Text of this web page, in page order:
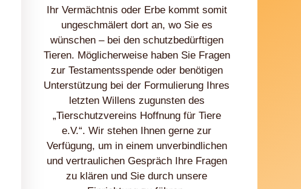
Ihr Vermächtnis oder Erbe kommt somit
ungeschmälert dort an, wo Sie es
wünschen – bei den schutzbedürftigen
Tieren. Möglicherweise haben Sie Fragen
zur Testamentsspende oder benötigen
Unterstützung bei der Formulierung Ihres
letzten Willens zugunsten des
„Tierschutzvereins Hoffnung für Tiere
e.V.“. Wir stehen Ihnen gerne zur
Verfügung, um in einem unverbindlichen
und vertraulichen Gespräch Ihre Fragen
zu klären und Sie durch unsere